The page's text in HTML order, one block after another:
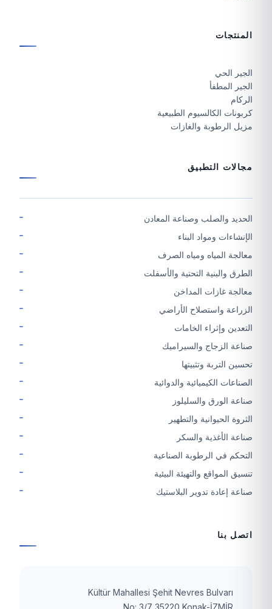
المنتجات
الجير الحي
الجير المطفأ
الركام
كربونات الكالسيوم الطبيعية
مزيل الرطوبة والغازات
مجالات التطبيق
الحديد والصلب وصناعة المعادن
الإنشاءات ومواد البناء
معالجة المياه ومياه الصرف
الطرق والبنية التحتية والأسفلت
معالجة غازات المداخن
الزراعة واستصلاح الأراضي
التعدين وإثراء الخامات
صناعة الزجاج والسيراميك
تحسين التربة وتثبيتها
الصناعات الكيميائية والدوائية
صناعة الورق والسليلوز
الثروة الحيوانية والتطهير
صناعة الأغذية والسكر
التحكم في الرطوبة الصناعية
تنسيق المواقع والتهيئة البيئية
صناعة إعادة تدوير البلاستيك
اتصل بنا
Kültür Mahallesi Şehit Nevres Bulvarı
No: 3/7 35220 Konak-İZMİR